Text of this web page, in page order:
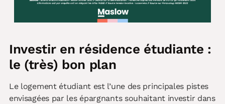
Investir en résidence étudiante :
le (très) bon plan
Le logement étudiant est l’une des principales pistes
envisagées par les épargnants souhaitant investir dans